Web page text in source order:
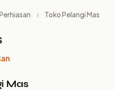
› Toko Pelangi Mas
Mas